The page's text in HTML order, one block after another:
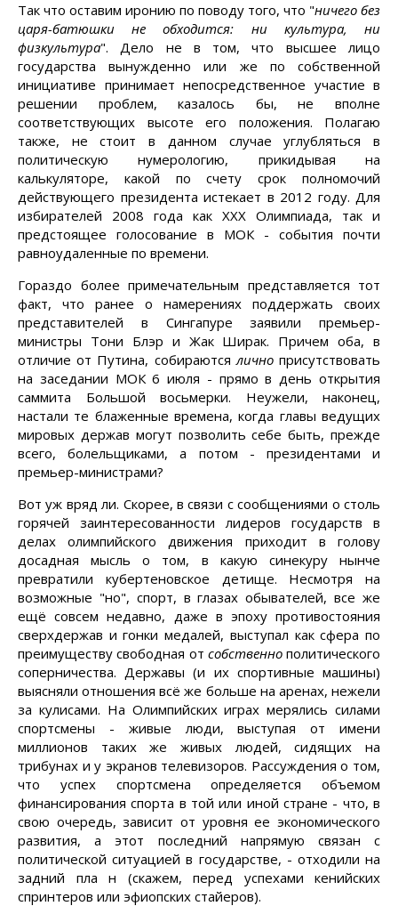
Так что оставим иронию по поводу того, что "ничего без
царя-батюшки не обходится: ни культура, ни
физкультура". Дело не в том, что высшее лицо
государства вынужденно или же по собственной
инициативе принимает непосредственное участие в
решении проблем, казалось бы, не вполне
соответствующих высоте его положения. Полагаю
также, не стоит в данном случае углубляться в
политическую нумерологию, прикидывая на
калькуляторе, какой по счету срок полномочий
действующего президента истекает в 2012 году. Для
избирателей 2008 года как XXX Олимпиада, так и
предстоящее голосование в МОК - события почти
равноудаленные по времени.
Гораздо более примечательным представляется тот
факт, что ранее о намерениях поддержать своих
представителей в Сингапуре заявили премьер-
министры Тони Блэр и Жак Ширак. Причем оба, в
отличие от Путина, собираютсяличноприсутствовать
на заседании МОК 6 июля - прямо в день открытия
саммита Большой восьмерки. Неужели, наконец,
настали те блаженные времена, когда главы ведущих
мировых держав могут позволить себе быть, прежде
всего, болельщиками, а потом - президентами и
премьер-министрами?
Вот уж вряд ли. Скорее, в связи с сообщениями о столь
горячей заинтересованности лидеров государств в
делах олимпийского движения приходит в голову
досадная мысль о том, в какую синекуру нынче
превратили кубертеновское детище. Несмотря на
возможные "но", спорт, в глазах обывателей, все же
ещё совсем недавно, даже в эпоху противостояния
сверхдержав и гонки медалей, выступал как сфера по
преимуществу свободная от собственнополитического
соперничества. Державы (и их спортивные машины)
выясняли отношения всё же больше на аренах, нежели
за кулисами. На Олимпийских играх мерялись силами
спортсмены - живые люди, выступая от имени
миллионов таких же живых людей, сидящих на
трибунах и у экранов телевизоров. Рассуждения о том,
что успех спортсмена определяется объемом
финансирования спорта в той или иной стране - что, в
свою очередь, зависит от уровня ее экономического
развития, а этот последний напрямую связан с
политической ситуацией в государстве, - отходили на
задний пла н (скажем, перед успехами кенийских
спринтеров или эфиопских стайеров).